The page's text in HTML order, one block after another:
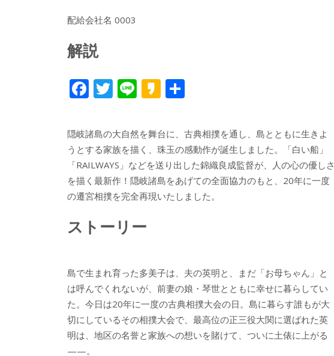
配給会社名 0003
解説
F
e
b
o
o
k
T
itt
er
Li
e
K
k
a
o
隠岐諸島の大自然を舞台に、古典相撲を通し、島とともに生きよ
うとする家族を描く、珠玉の感動作が誕生しました。「白い船」
「RAILWAYS」などを送り出した錦織良成監督が、人の心の優しさ
を描く最新作！隠岐諸島をあげての全面協力のもと、20年に一度
の遷宮相撲を完全再現いたしました。
ストーリー
島で生まれ育った多美子は、夫の英明と、まだ「お母ちゃん」と
は呼んでくれないが、前妻の娘・琴世とともに幸せに暮らしてい
た。今日は20年に一度の古典相撲大会の日。島に暮らす誰もが大
切にしているその相撲大会で、最高位の正三役大関に選ばれた英
明は、地区の名誉と家族への想いを賭けて、ついに土俵に上がる
——。